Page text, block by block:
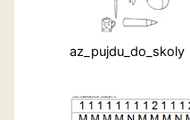
az_pujdu_do_skoly